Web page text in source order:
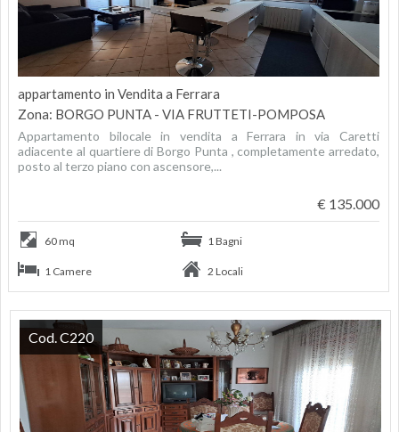
appartamento in Vendita a Ferrara
Zona: BORGO PUNTA - VIA FRUTTETI-POMPOSA
Appartamento bilocale in vendita a Ferrara in via Caretti
adiacente al quartiere di Borgo Punta , completamente arredato,
posto al terzo piano con ascensore,...
€ 135.000
60 mq 1 Bagni
1 Camere 2 Locali
Cod. C220